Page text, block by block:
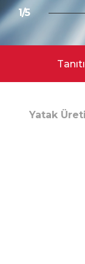
2/5
Yatak